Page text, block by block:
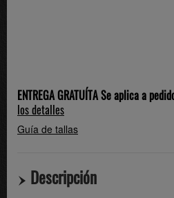
ENTREGA GRATUÍTA Se aplica a
los detalles
Guía de tallas
Descripción